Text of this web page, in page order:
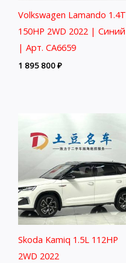
Volkswagen Lamando 1.4T
150HP 2WD 2022 | Синий
| Арт. CA6659
1 895 800₽
Skoda Kamiq 1.5L 112HP
2WD 2022